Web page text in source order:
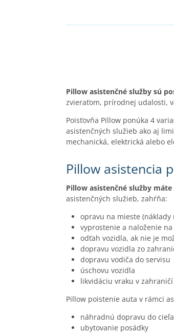
Pillow asistenčné služby sú
zvieraťom, prírodnej udalosti,
Poisťovňa Pillow ponúka 4
asistenčných služieb ako aj
mechanická, elektrická alebo
Pillow asistencia
Pillow asistenčné služby
asistenčných služieb, zahŕňa:
opravu na mieste
vyprostenie a naloženie
odťah vozidla, ak nie je
dopravu vozidla zo
dopravu vodiča do servisu
úschovu vozidla
likvidáciu vraku v zahraničí
Pillow poistenie auta v rámci
náhradnú dopravu do
ubytovanie posádky